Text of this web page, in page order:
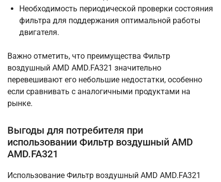
Необходимость периодической проверки состояния
фильтра для поддержания оптимальной работы
двигателя.
Важно отметить, что преимущества Фильтр
воздушный AMD AMD.FA321 значительно
перевешивают его небольшие недостатки, особенно
если сравнивать с аналогичными продуктами на
рынке.
Выгоды для потребителя при
использовании Фильтр воздушный AMD
AMD.FA321
Использование Фильтр воздушный AMD AMD.FA321